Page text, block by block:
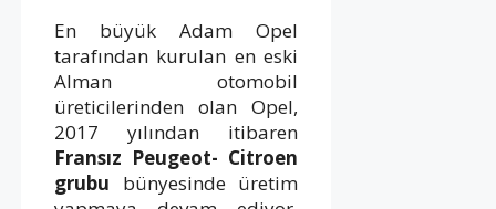
En büyük Adam Opel
tarafından kurulan en eski
Alman otomobil
üreticilerinden olan Opel,
2017 yılından itibaren
Fransız Peugeot- Citroen
grubu bünyesinde üretim